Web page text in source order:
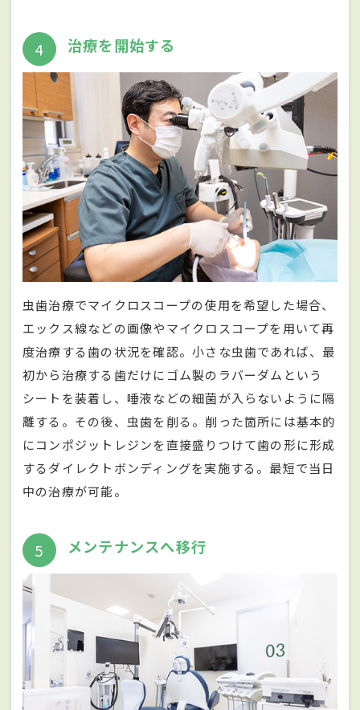
4 治療を開始する
虫歯治療でマイクロスコープの使用を希望した場合、
エックス線などの画像やマイクロスコープを用いて再
度治療する歯の状況を確認。小さな虫歯であれば、最
初から治療する歯だけにゴム製のラバーダムという
シートを装着し、唾液などの細菌が入らないように隔
離する。その後、虫歯を削る。削った箇所には基本的
にコンポジットレジンを直接盛りつけて歯の形に形成
するダイレクトボンディングを実施する。最短で当日
中の治療が可能。
5 メンテナンスへ移行